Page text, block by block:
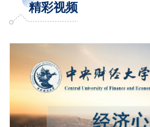
精彩视频